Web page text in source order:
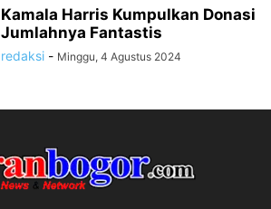
Kamala Harris Kumpulkan Donasi
Jumlahnya Fantastis
redaksi - Minggu, 4 Agustus 2024